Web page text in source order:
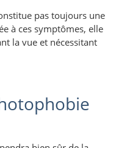
pas toujours une
à ces symptômes, elle
la vue et nécessitant